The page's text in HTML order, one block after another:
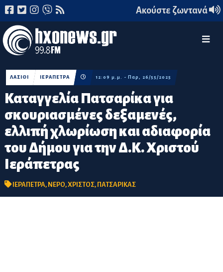
Ακούστε ζωντανά
Καταγγελία Πατσαρίκα για
σκουριασμένες δεξαμενές,
ελλιπή χλωρίωση και αδιαφορία
του Δήμου για την Δ.Κ. Χριστού
Ιεράπετρας
ΛΑΣΙΘΙ ΙΕΡΑΠΕΤΡΑ 12:09 μ.μ. - Παρ, 26/55/2025
ΙΕΡΑΠΕΤΡΑ, ΝΕΡΟ,ΧΡΙΣΤΟΣ, ΠΑΤΣΑΡΙΚΑΣ